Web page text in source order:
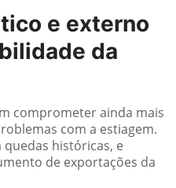
e externo
da
comprometer ainda mais
com a estiagem.
históricas, e
de exportações da